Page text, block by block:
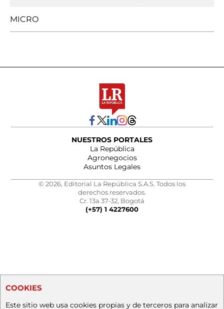
MICRO
NUESTROS PORTALES
La República
Agronegocios
Asuntos Legales
© 2026, Editorial La República S.A.S. Todos los
derechos reservados.
Cr. 13a 37-32, Bogotá
(+57) 1 4227600
COOKIES
Este sitio web usa cookies propias y de terceros para analizar